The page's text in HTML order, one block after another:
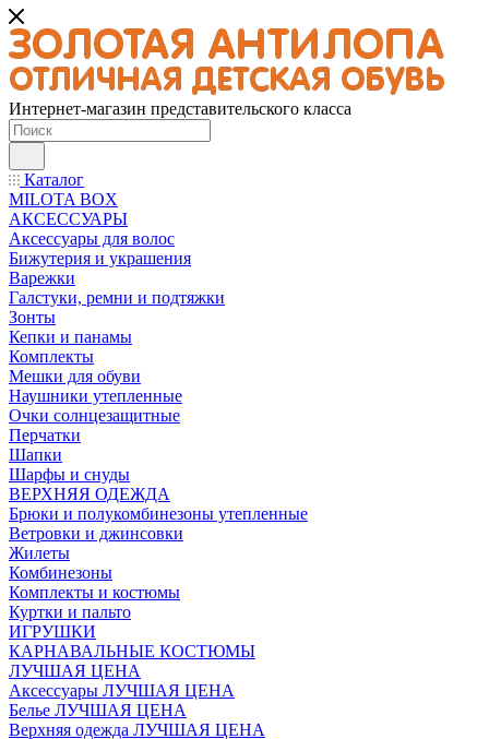
Интернет-магазин представительского класса
Каталог
MILOTA BOX
АКСЕССУАРЫ
Аксессуары для волос
Бижутерия и украшения
Варежки
Галстуки, ремни и подтяжки
Зонты
Кепки и панамы
Комплекты
Мешки для обуви
Наушники утепленные
Очки солнцезащитные
Перчатки
Шапки
Шарфы и снуды
ВЕРХНЯЯ ОДЕЖДА
Брюки и полукомбинезоны утепленные
Ветровки и джинсовки
Жилеты
Комбинезоны
Комплекты и костюмы
Куртки и пальто
ИГРУШКИ
КАРНАВАЛЬНЫЕ КОСТЮМЫ
ЛУЧШАЯ ЦЕНА
Аксессуары ЛУЧШАЯ ЦЕНА
Белье ЛУЧШАЯ ЦЕНА
Верхняя одежда ЛУЧШАЯ ЦЕНА